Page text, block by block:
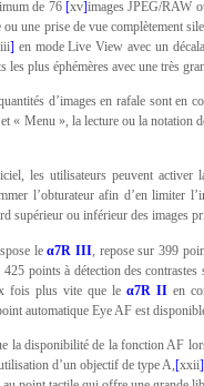
de 76 [xv]images JPEG/RAW
une prise de vue complètement
]en mode Live View avec un
plus éphémères avec une très
d’images en rafale sont en
« Menu », la lecture ou la notation
les utilisateurs peuvent activer
l’obturateur afin d’en limiter
supérieur ou inférieur des images
leα7R III, repose sur 399
points à détection des
fois plus vite que le α7R IIen
automatique Eye AF est
la disponibilité de la fonction AF
d’un objectif de type A,[xxii]